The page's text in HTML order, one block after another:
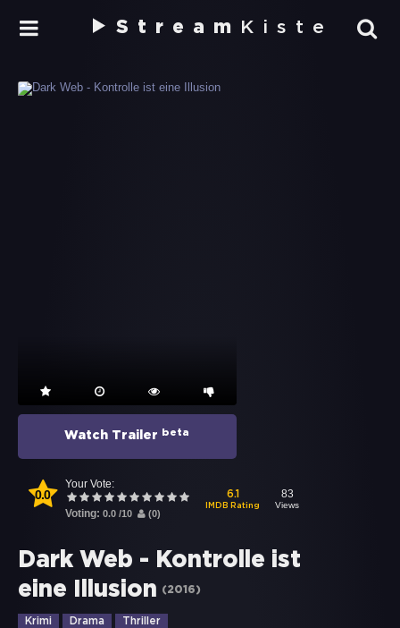
Stream Kiste
Watch Trailer beta
0.0
Your Vote:
Voting: 0.0 /10 (0)
6.1
IMDB Rating
83
Views
Dark Web - Kontrolle ist
eine Illusion
(2016)
Krimi Drama Thriller